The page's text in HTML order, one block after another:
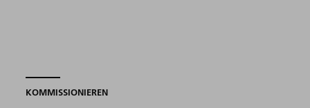
KOMMISSIONIEREN